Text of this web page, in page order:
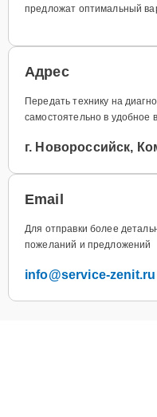
предложат оптимальный
Адрес
Передать технику на
самостоятельно в удобное
г. Новороссийск,
Email
Для отправки более
пожеланий и предложений
info@service-zenit.ru